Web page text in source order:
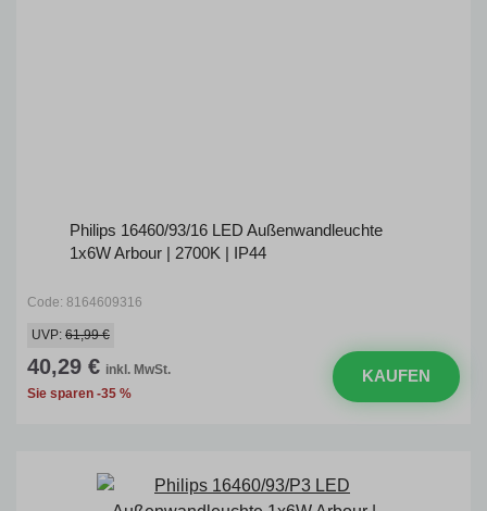
Philips 16460/93/16 LED Außenwandleuchte
1x6W Arbour | 2700K | IP44
Code: 8164609316
UVP: 61,99 €
40,29 € inkl. MwSt.
Sie sparen -35 %
KAUFEN